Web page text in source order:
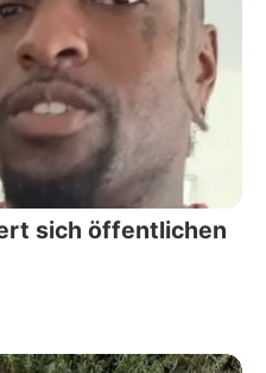
sich öffentlichen